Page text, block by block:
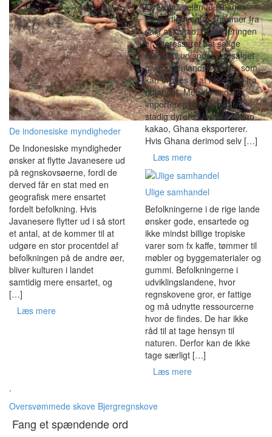
De indonesiske myndigheder
De Indonesiske myndigheder
ønsker at flytte Javanesere ud
på regnskovsøerne, fordi de
derved får en stat med en
geografisk mere ensartet
fordelt befolkning. Hvis
Javanesere flytter ud i så stort
et antal, at de kommer til at
udgøre en stor procentdel af
befolkningen på de andre øer,
bliver kulturen i landet
samtidig mere ensartet, og
[…]
Læs mere
Over halvdelen af Ghanas
eksportindtægter stammer fra
salg af kakao. Og regeringen
er interesseret i at sælge
meget til udlandet, for salget
giver udenlandsk valuta, som
kan bruges til at købe ting fra
udlandet. Men de ting der
importeres til Ghana blive
stadig dyrere i forhold til den
kakao, Ghana eksporterer.
Hvis Ghana derimod selv […]
Læs mere
Ulige samhandel
Befolkningerne i de rige lande
ønsker gode, ensartede og
ikke mindst billige tropiske
varer som fx kaffe, tømmer til
møbler og byggematerialer og
gummi. Befolkningerne i
udviklingslandene, hvor
regnskovene gror, er fattige
og må udnytte ressourcerne
hvor de findes. De har ikke
råd til at tage hensyn til
naturen. Derfor kan de ikke
tage særligt […]
Læs mere
.
Oversvømmede skove Bjergregnskove
Fang et spændende ord